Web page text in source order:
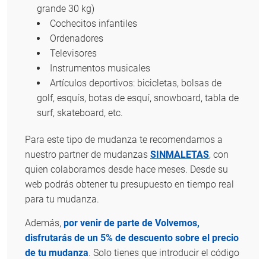
grande 30 kg)
Cochecitos infantiles
Ordenadores
Televisores
Instrumentos musicales
Artículos deportivos: bicicletas, bolsas de
golf, esquís, botas de esquí, snowboard, tabla de
surf, skateboard, etc.
Para este tipo de mudanza te recomendamos a
nuestro partner de mudanzas SINMALETAS, con
quien colaboramos desde hace meses. Desde su
web podrás obtener tu presupuesto en tiempo real
para tu mudanza.
Además, por venir de parte de Volvemos,
disfrutarás de un 5% de descuento sobre el precio
de tu mudanza. Solo tienes que introducir el código